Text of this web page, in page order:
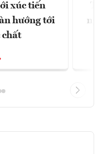
xúc tiến
hướng tới
chất